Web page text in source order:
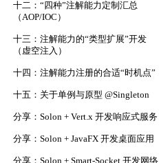
十二：“四种”注解能力定制汇总
（AOP/IOC）
十三：注解能力的“类型扩展”开发
（虚空注入）
十四：注解能力注册的合适“时机点”
十五：关于单例与原型 @Singleton
分享：Solon + Vert.x 开发响应式服务
分享：Solon + JavaFX 开发桌面应用
分享：Solon + Smart-Socket 开发网络